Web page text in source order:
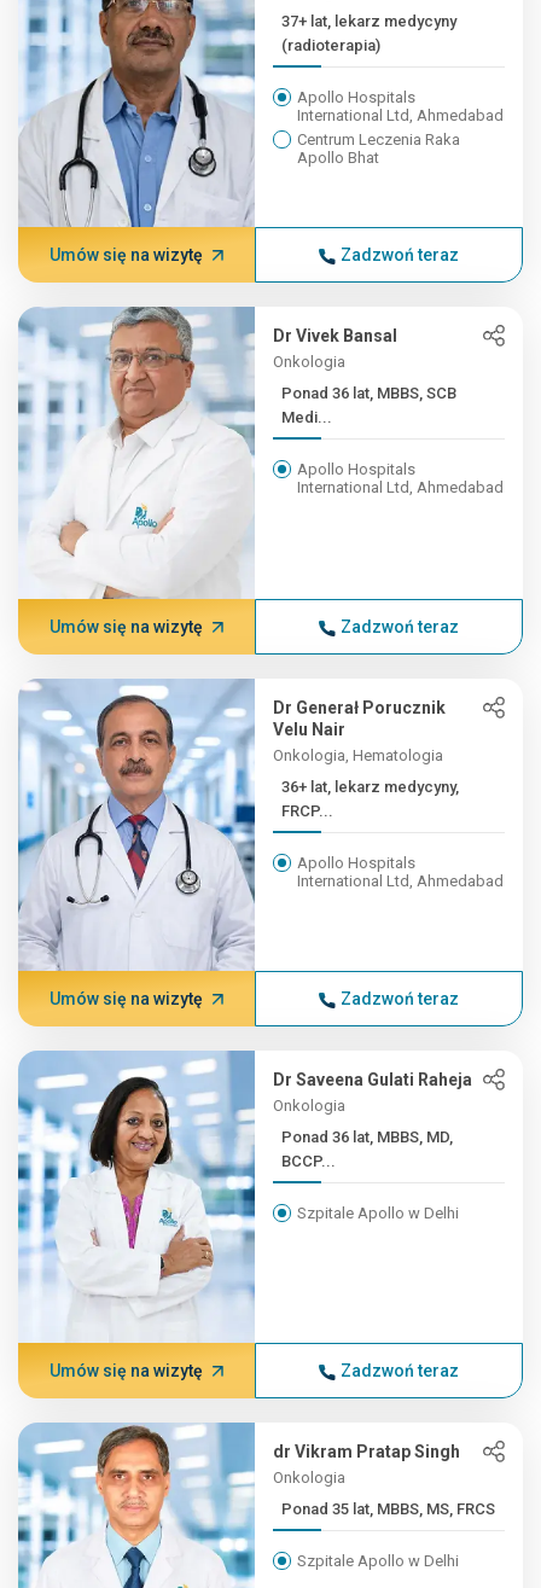
37+ lat, lekarz medycyny
(radioterapia)
Apollo Hospitals
International Ltd, Ahmedabad
Centrum Leczenia Raka
Apollo Bhat
Umów się na wizytę Zadzwoń teraz
Dr Vivek Bansal
Onkologia
Ponad 36 lat, MBBS, SCB
Medi...
Apollo Hospitals
International Ltd, Ahmedabad
Umów się na wizytę Zadzwoń teraz
Dr Generał Porucznik
Velu Nair
Onkologia, Hematologia
36+ lat, lekarz medycyny,
FRCP...
Apollo Hospitals
International Ltd, Ahmedabad
Umów się na wizytę Zadzwoń teraz
Dr Saveena Gulati Raheja
Onkologia
Ponad 36 lat, MBBS, MD,
BCCP...
Szpitale Apollo w Delhi
Umów się na wizytę Zadzwoń teraz
dr Vikram Pratap Singh
Onkologia
Ponad 35 lat, MBBS, MS, FRCS
Szpitale Apollo w Delhi